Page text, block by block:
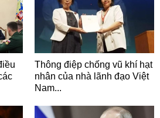
Thông điệp chống vũ khí hạt
nhân của nhà lãnh đạo Việt
Nam...